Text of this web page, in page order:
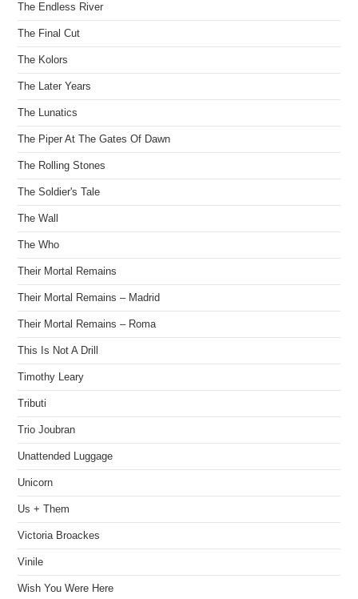
The Endless River
The Final Cut
The Kolors
The Later Years
The Lunatics
The Piper At The Gates Of Dawn
The Rolling Stones
The Soldier's Tale
The Wall
The Who
Their Mortal Remains
Their Mortal Remains – Madrid
Their Mortal Remains – Roma
This Is Not A Drill
Timothy Leary
Tributi
Trio Joubran
Unattended Luggage
Unicorn
Us + Them
Victoria Broackes
Vinile
Wish You Were Here